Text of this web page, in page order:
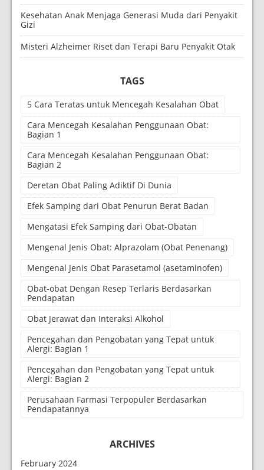
Kesehatan Anak Menjaga Generasi Muda dari Penyakit
Gizi
Misteri Alzheimer Riset dan Terapi Baru Penyakit Otak
TAGS
5 Cara Teratas untuk Mencegah Kesalahan Obat
Cara Mencegah Kesalahan Penggunaan Obat:
Bagian 1
Cara Mencegah Kesalahan Penggunaan Obat:
Bagian 2
Deretan Obat Paling Adiktif Di Dunia
Efek Samping dari Obat Penurun Berat Badan
Mengatasi Efek Samping dari Obat-Obatan
Mengenal Jenis Obat: Alprazolam (Obat Penenang)
Mengenal Jenis Obat Parasetamol (asetaminofen)
Obat-obat Dengan Resep Terlaris Berdasarkan
Pendapatan
Obat Jerawat dan Interaksi Alkohol
Pencegahan dan Pengobatan yang Tepat untuk
Alergi: Bagian 1
Pencegahan dan Pengobatan yang Tepat untuk
Alergi: Bagian 2
Perusahaan Farmasi Terpopuler Berdasarkan
Pendapatannya
ARCHIVES
February 2024